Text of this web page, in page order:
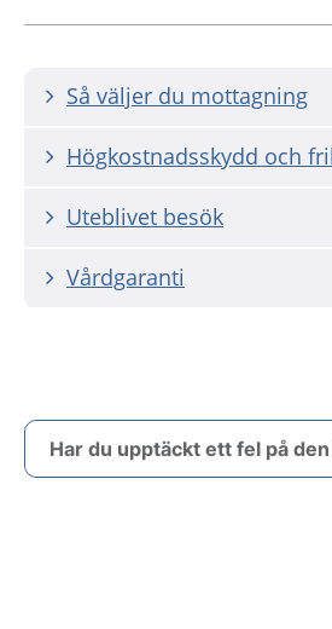
Så väljer du mottagning
Högkostnadsskydd och
Uteblivet besök
Vårdgaranti
Har du upptäckt ett fel på